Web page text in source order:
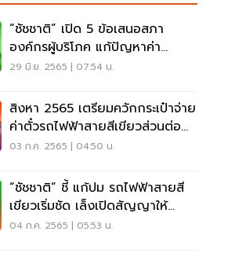
“ชัชชาติ” เปิด 5 ข้อเสนอสภา
องค์กรผู้บริโภค แก้ปัญหาค่า
โดยสารสายสีเขียว
29 มิ.ย. 2565 | 07:54 น.
สิงหา 2565 เตรียมควักกระเป๋าจ่าย
ค่าตั๋วรถไฟฟ้าสายสีเขียวส่วนต่อ
ขยาย
03 ก.ค. 2565 | 04:50 น.
“ชัชชาติ” ชี้ แก้ปม รถไฟฟ้าสายสี
เขียวเริ่มชัด เล็งเปิดสัญญาให้
ปชช.รู้
04 ก.ค. 2565 | 05:53 น.